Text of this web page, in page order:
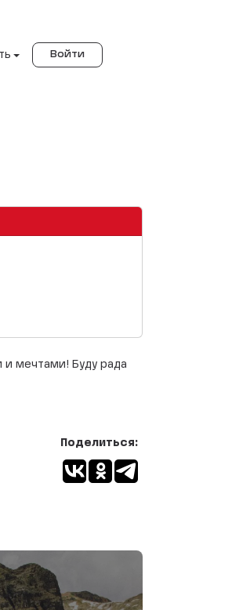
Войти
и мечтами! Буду рада
Поделиться: